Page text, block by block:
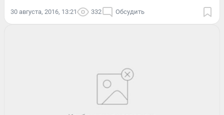
30 августа, 2016, 13:21 332 Обсудить